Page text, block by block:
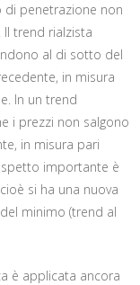
di penetrazione non
trend rialzista
al di sotto del
in misura
In un trend
i prezzi non salgono
in misura pari
importante è
si ha una nuova
minimo (trend al
è applicata ancora